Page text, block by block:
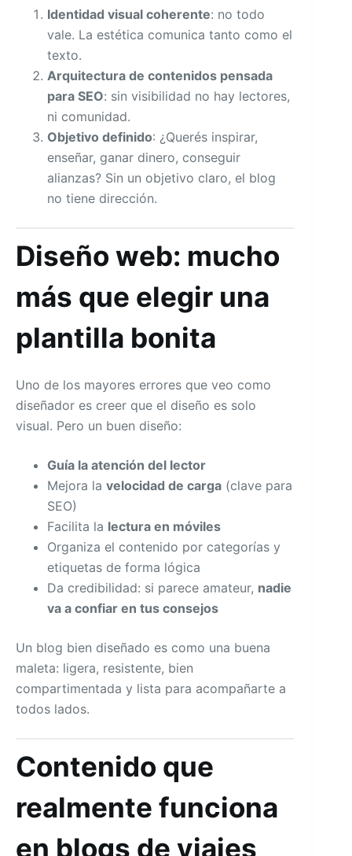
Identidad visual coherente: no todo
vale. La estética comunica tanto como el
texto.
Arquitectura de contenidos pensada
para SEO: sin visibilidad no hay lectores,
ni comunidad.
Objetivo definido: ¿Querés inspirar,
enseñar, ganar dinero, conseguir
alianzas? Sin un objetivo claro, el blog
no tiene dirección.
Diseño web: mucho
más que elegir una
plantilla bonita
Uno de los mayores errores que veo como
diseñador es creer que el diseño es solo
visual. Pero un buen diseño:
Guía la atención del lector
Mejora la velocidad de carga (clave para
SEO)
Facilita la lectura en móviles
Organiza el contenido por categorías y
etiquetas de forma lógica
Da credibilidad: si parece amateur, nadie
va a confiar en tus consejos
Un blog bien diseñado es como una buena
maleta: ligera, resistente, bien
compartimentada y lista para acompañarte a
todos lados.
Contenido que
realmente funciona
en blogs de viajes